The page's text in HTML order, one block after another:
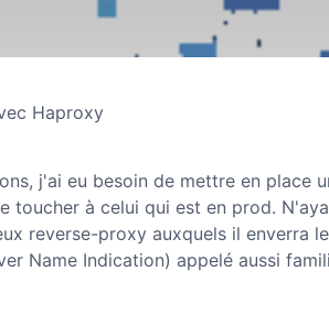
Haproxy
j'ai eu besoin de mettre en place
toucher à celui qui est en prod.
reverse-proxy auxquels il enverra
Name Indication) appelé aussi